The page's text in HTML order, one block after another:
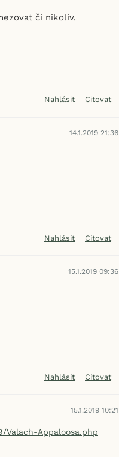
či nikoliv.
Nahlásit Citovat
14.1.2019 21:36
Nahlásit Citovat
15.1.2019 09:36
Nahlásit Citovat
15.1.2019 10:21
Valach-Appaloosa.php